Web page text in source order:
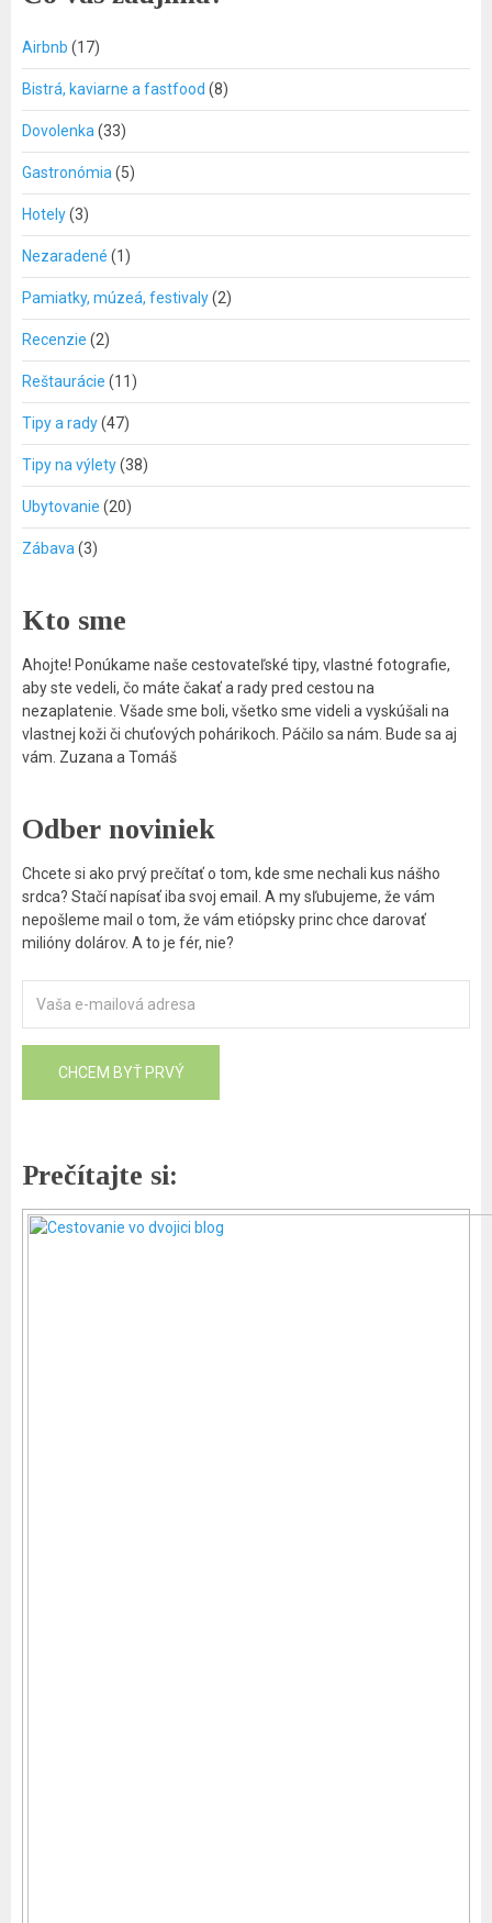
Airbnb (17)
Bistrá, kaviarne a fastfood (8)
Dovolenka (33)
Gastronómia (5)
Hotely(3)
Nezaradené (1)
Pamiatky, múzeá, festivaly(2)
Recenzie (2)
Reštaurácie (11)
Tipy a rady(47)
Tipy na výlety(38)
Ubytovanie (20)
Zábava (3)
Kto sme
Ahojte! Ponúkame naše cestovateľské tipy, vlastné fotografie,
aby ste vedeli, čo máte čakať a rady pred cestou na
nezaplatenie. Všade sme boli, všetko sme videli a vyskúšali na
vlastnej koži či chuťových pohárikoch. Páčilo sa nám. Bude sa aj
vám. Zuzana a Tomáš
Odber noviniek
Chcete si ako prvý prečítať o tom, kde sme nechali kus nášho
srdca? Stačí napísať iba svoj email. A my sľubujeme, že vám
nepošleme mail o tom, že vám etiópsky princ chce darovať
milióny dolárov. A to je fér, nie?
Prečítajte si: